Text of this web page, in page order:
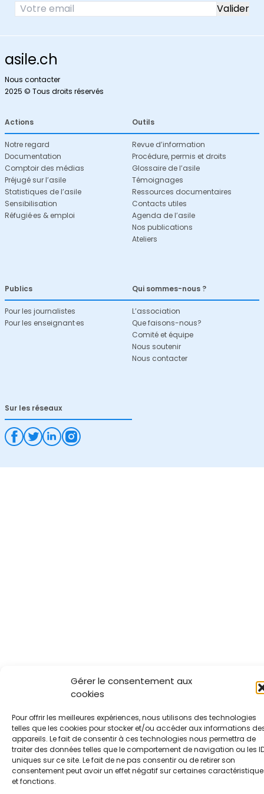
Gérer le consentement aux
cookies
Pour offrir les meilleures expériences, nous utilisons des technologies
telles que les cookies pour stocker et/ou accéder aux informations
appareils. Le fait de consentir à ces technologies nous permettra de
traiter des données telles que le comportement de navigation ou les
uniques sur ce site. Le fait de ne pas consentir ou de retirer son
consentement peut avoir un effet négatif sur certaines
et fonctions.
asile.ch
Nous contacter
2025 © Tous droits réservés
Actions
Notre regard
Documentation
Comptoir des médias
Préjugé sur l’asile
Statistiques de l’asile
Sensibilisation
Réfugié·es & emploi
Outils
Revue d’information
Procédure, permis et droits
Glossaire de l’asile
Témoignages
Ressources documentaires
Contacts utiles
Agenda de l’asile
Nos publications
Ateliers
Publics
Pour les journalistes
Pour les enseignant·es
Qui sommes-nous ?
L’association
Que faisons-nous?
Comité et équipe
Nous soutenir
Nous contacter
Sur les réseaux